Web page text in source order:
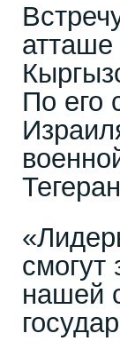
атташе
По его
смогут
нашей